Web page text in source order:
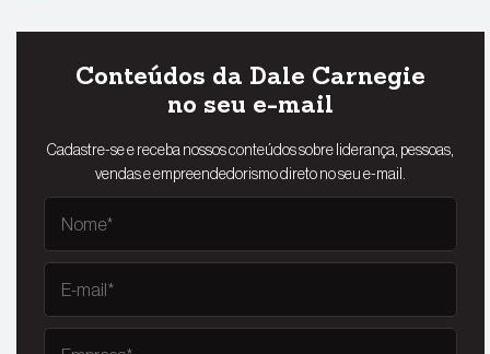
Conteúdos da Dale Carnegie
no seu e-mail
Cadastre-se e receba nossos conteúdos sobre liderança, pessoas,
vendas e empreendedorismo direto no seu e-mail.